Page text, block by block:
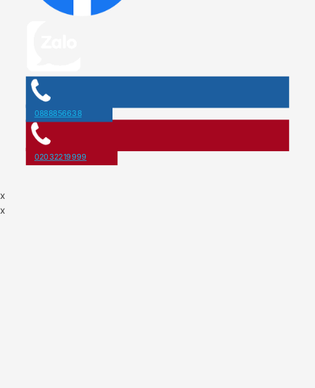
0888856638
02032219999
x
x